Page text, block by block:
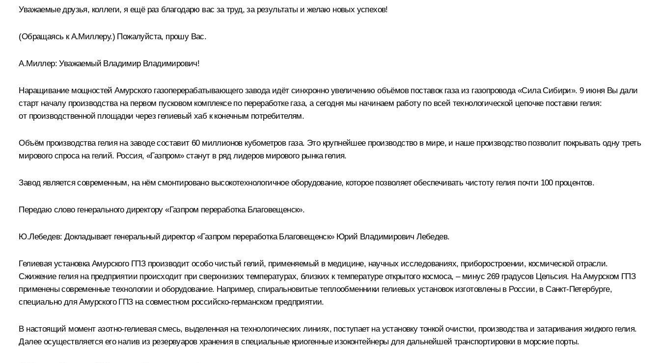
Уважаемые друзья, коллеги, я ещё раз благодарю вас за труд, за результаты и желаю новых успехов!
(Обращаясь к А.Миллеру.) Пожалуйста, прошу Вас.
А.Миллер: Уважаемый Владимир Владимирович!
Наращивание мощностей Амурского газоперерабатывающего завода идёт синхронно увеличению объёмов поставок газа из газопровода «Сила Сибири». 9 июня Вы дали
старт началу производства на первом пусковом комплексе по переработке газа, а сегодня мы начинаем работу по всей технологической цепочке поставки гелия:
от производственной площадки через гелиевый хаб к конечным потребителям.
Объём производства гелия на заводе составит 60 миллионов кубометров газа. Это крупнейшее производство в мире, и наше производство позволит покрывать одну треть
мирового спроса на гелий. Россия, «Газпром» станут в ряд лидеров мирового рынка гелия.
Завод является современным, на нём смонтировано высокотехнологичное оборудование, которое позволяет обеспечивать чистоту гелия почти 100 процентов.
Передаю слово генерального директору «Газпром переработка Благовещенск».
Ю.Лебедев: Докладывает генеральный директор «Газпром переработка Благовещенск» Юрий Владимирович Лебедев.
Гелиевая установка Амурского ГПЗ производит особо чистый гелий, применяемый в медицине, научных исследованиях, приборостроении, космической отрасли.
Сжижение гелия на предприятии происходит при сверхнизких температурах, близких к температуре открытого космоса, – минус 269 градусов Цельсия. На Амурском ГПЗ
применены современные технологии и оборудование. Например, спиральновитые теплообменники гелиевых установок изготовлены в России, в Санкт-Петербурге,
специально для Амурского ГПЗ на совместном российско-германском предприятии.
В настоящий момент азотно-гелиевая смесь, выделенная на технологических линиях, поступает на установку тонкой очистки, производства и затаривания жидкого гелия.
Далее осуществляется его налив из резервуаров хранения в специальные криогенные изоконтейнеры для дальнейшей транспортировки в морские порты.